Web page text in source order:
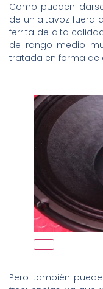
Como pueden
de un altavoz fuera
ferrita de alta
de rango medio
tratada en forma de
Pero también